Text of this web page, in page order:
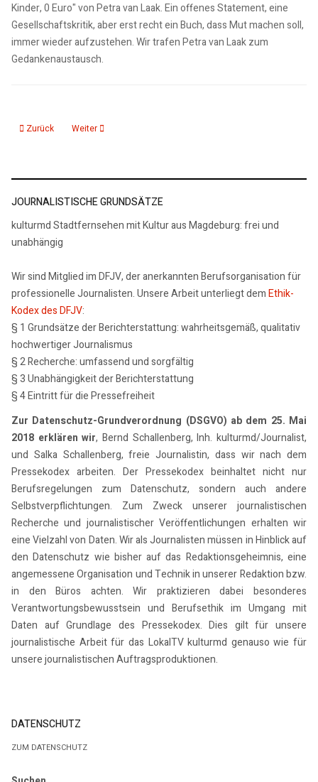
Kinder, 0 Euro" von Petra van Laak. Ein offenes Statement, eine
Gesellschaftskritik, aber erst recht ein Buch, dass Mut machen soll,
immer wieder aufzustehen. Wir trafen Petra van Laak zum
Gedankenaustausch.
Vorheriger Beitrag: Interview Robert von Lucius "Drei baltische Wege"
Zurück Nächster Beitrag: Interview mit Isabell Abedi
Weiter
JOURNALISTISCHE GRUNDSÄTZE
kulturmd Stadtfernsehen mit Kultur aus Magdeburg: frei und
unabhängig
Wir sind Mitglied im DFJV, der anerkannten Berufsorganisation für
professionelle Journalisten. Unsere Arbeit unterliegt demEthik-
Kodex des DFJV:
§ 1 Grundsätze der Berichterstattung: wahrheitsgemäß, qualitativ
hochwertiger Journalismus
§ 2 Recherche: umfassend und sorgfältig
§ 3 Unabhängigkeit der Berichterstattung
§ 4 Eintritt für die Pressefreiheit
Zur Datenschutz-Grundverordnung (DSGVO) ab dem 25. Mai
2018 erklären wir, Bernd Schallenberg, Inh. kulturmd/Journalist,
und Salka Schallenberg, freie Journalistin, dass wir nach dem
Pressekodex arbeiten. Der Pressekodex beinhaltet nicht nur
Berufsregelungen zum Datenschutz, sondern auch andere
Selbstverpflichtungen. Zum Zweck unserer journalistischen
Recherche und journalistischer Veröffentlichungen erhalten wir
eine Vielzahl von Daten. Wir als Journalisten müssen in Hinblick auf
den Datenschutz wie bisher auf das Redaktionsgeheimnis, eine
angemessene Organisation und Technik in unserer Redaktion bzw.
in den Büros achten. Wir praktizieren dabei besonderes
Verantwortungsbewusstsein und Berufsethik im Umgang mit
Daten auf Grundlage des Pressekodex. Dies gilt für unsere
journalistische Arbeit für das LokalTV kulturmd genauso wie für
unsere journalistischen Auftragsproduktionen.
DATENSCHUTZ
ZUM DATENSCHUTZ